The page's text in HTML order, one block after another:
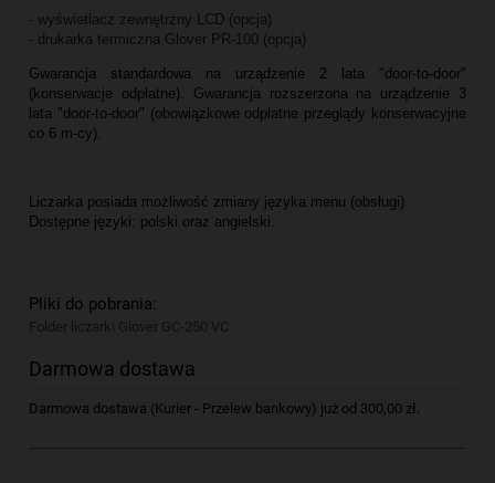
- wyświetlacz zewnętrzny LCD (opcja)
- drukarka termiczna Glover PR-100 (opcja)
Gwarancja standardowa na urządzenie 2 lata "door-to-door"
(konserwacje odpłatne). Gwarancja rozszerzona na urządzenie 3
lata "door-to-door" (obowiązkowe odpłatne przeglądy konserwacyjne
co 6 m-cy).
Liczarka posiada możliwość zmiany języka menu (obsługi).
Dostępne języki: polski oraz angielski.
Pliki do pobrania:
Folder liczarki Glover GC-250 VC
Darmowa dostawa
Darmowa dostawa (Kurier - Przelew bankowy) już od 300,00 zł.